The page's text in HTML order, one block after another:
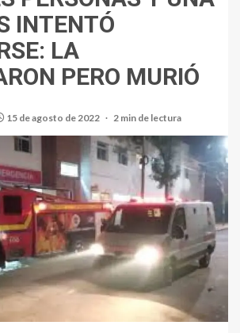
INTENTÓ
LA
PERO MURIÓ
15 de agosto de 2022 2 min de lectura